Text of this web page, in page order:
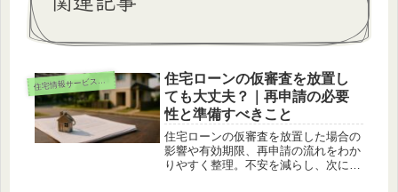
住
宅情報サービス・相談
住宅ローンの仮審査を放置し
ても大丈夫？｜再申請の必要
性と準備すべきこと
住宅ローンの仮審査を放置した場合の
影響や有効期限、再申請の流れをわか
りやすく整理。不安を減らし、次に取